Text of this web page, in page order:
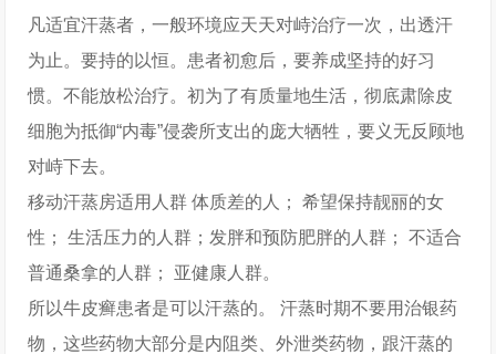
凡适宜汗蒸者，一般环境应天天对峙治疗一次，出透汗
为止。要持的以恒。患者初愈后，要养成坚持的好习
惯。不能放松治疗。初为了有质量地生活，彻底肃除皮
细胞为抵御“内毒”侵袭所支出的庞大牺牲，要义无反顾地
对峙下去。
移动汗蒸房适用人群 体质差的人； 希望保持靓丽的女
性； 生活压力的人群；发胖和预防肥胖的人群； 不适合
普通桑拿的人群； 亚健康人群。
所以牛皮癣患者是可以汗蒸的。 汗蒸时期不要用治银药
物，这些药物大部分是内阻类、外泄类药物，跟汗蒸的